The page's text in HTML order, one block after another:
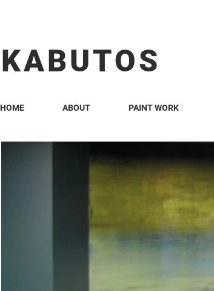
KABUTOS​​
HOME ABOUT PAINT WORK